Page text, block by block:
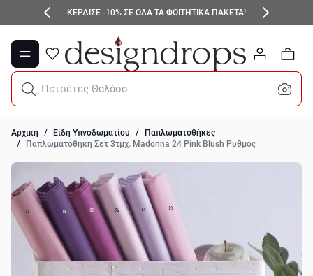
ΚΕΡΔΙΣΕ -10% ΣΕ ΟΛΑ ΤΑ ΦΟΙΤΗΤΙΚΑ ΠΑΚΕΤΑ!
Μετάβαση στο περιεχόμενο
0
Πετσέτες Θαλάσσης
Αρχική / Είδη Υπνοδωματίου /
Παπλωματοθήκες
/
Παπλωματοθήκη Σετ 3τμχ. Madonna 24 Pink Blush Ρυθμός